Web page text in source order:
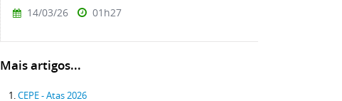
14/03/26 01h27
Mais artigos...
CEPE - Atas 2026